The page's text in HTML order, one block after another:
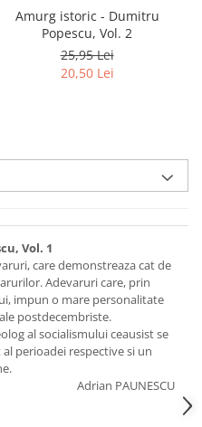
Amurg istoric - Dumitru
Popescu, Vol. 2
25,95 Lei
20,50 Lei
Vol. 1
care demonstreaza cat de
Adevaruri care, prin
impun o mare personalitate
postdecembriste.
al socialismului ceausist se
perioadei respective si un
Adrian PAUNESCU